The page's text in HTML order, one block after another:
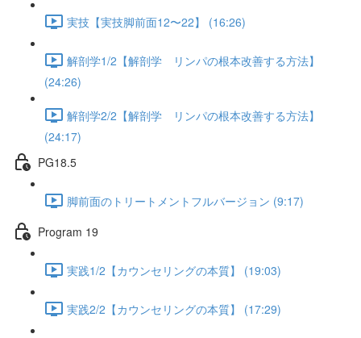
実技【実技脚前面12〜22】 (16:26)
解剖学1/2【解剖学 リンパの根本改善する方法】
(24:26)
解剖学2/2【解剖学 リンパの根本改善する方法】
(24:17)
PG18.5
脚前面のトリートメントフルバージョン (9:17)
Program 19
実践1/2【カウンセリングの本質】 (19:03)
実践2/2【カウンセリングの本質】 (17:29)